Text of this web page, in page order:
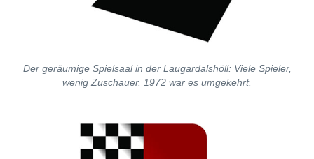
Der geräumige Spielsaal in der Laugardalshöll: Viele Spieler,
wenig Zuschauer. 1972 war es umgekehrt.